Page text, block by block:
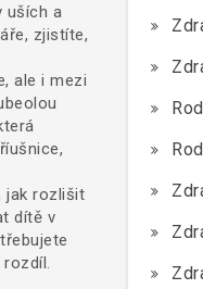
uších a
zjistíte,
ale i mezi
jak rozlišit
dítě v